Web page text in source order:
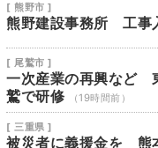
[ 熊野市 ]
熊野建設事務所 工事
[ 尾鷲市 ]
一次産業の再興など
鷲で研修
（19時間前）
[ 三重県 ]
被災者に義援金を 熊